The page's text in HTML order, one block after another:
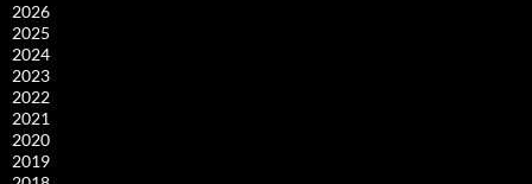
2026
2025
2024
2023
2022
2021
2020
2019